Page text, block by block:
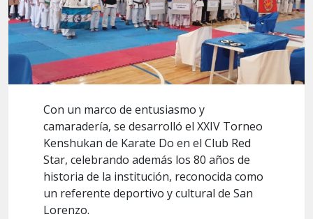
Con un marco de entusiasmo y
camaradería, se desarrolló el XXIV Torneo
Kenshukan de Karate Do en el Club Red
Star, celebrando además los 80 años de
historia de la institución, reconocida como
un referente deportivo y cultural de San
Lorenzo.